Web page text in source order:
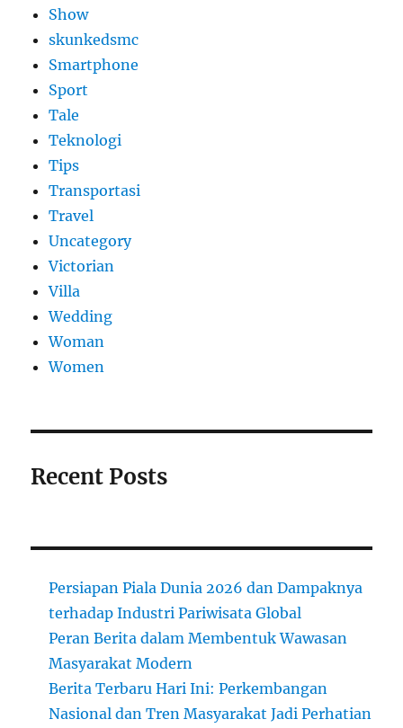
Show
skunkedsmc
Smartphone
Sport
Tale
Teknologi
Tips
Transportasi
Travel
Uncategory
Victorian
Villa
Wedding
Woman
Women
Recent Posts
Persiapan Piala Dunia 2026 dan Dampaknya
terhadap Industri Pariwisata Global
Peran Berita dalam Membentuk Wawasan
Masyarakat Modern
Berita Terbaru Hari Ini: Perkembangan
Nasional dan Tren Masyarakat Jadi Perhatian